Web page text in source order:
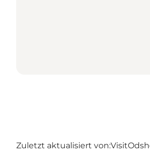
Zuletzt aktualisiert von: